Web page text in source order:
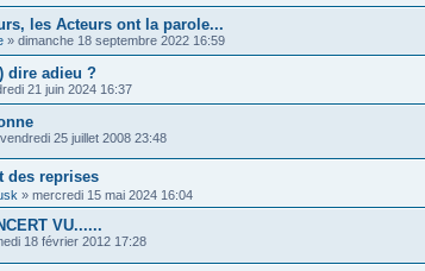
les Acteurs ont la parole...
» dimanche 18 septembre 2022 16:59
dire adieu ?
21 juin 2024 16:37
vendredi 25 juillet 2008 23:48
des reprises
» mercredi 15 mai 2024 16:04
VU......
18 février 2012 17:28